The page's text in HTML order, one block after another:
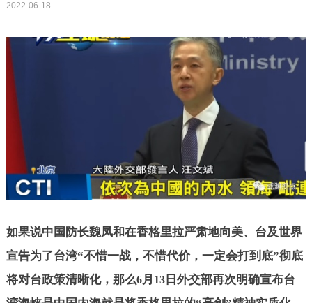
2022-06-18
如果说中国防长魏凤和在香格里拉严肃地向美、台及世界
宣告为了台湾“不惜一战，不惜代价，一定会打到底”彻底
将对台政策清晰化，那么6月 13日外交部再次明确宣布台